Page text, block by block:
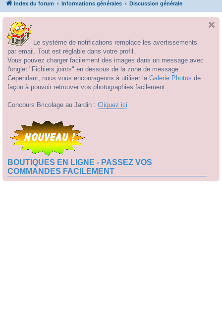
Index du forum Informations générales Discussion générale
Le système de notifications remplace les avertissements
par email. Tout est réglable dans votre profil.
Vous pouvez charger facilement des images dans un message avec
l'onglet "Fichiers joints" en dessous de la zone de message.
Cependant, nous vous encourageons à utiliser la Galerie Photos de
façon à pouvoir retrouver vos photographies facilement.
Concours Bricolage au Jardin : Cliquez ici
BOUTIQUES EN LIGNE - PASSEZ VOS
COMMANDES FACILEMENT